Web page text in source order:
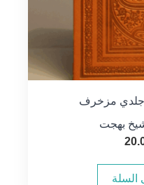
جلدي مزخرف
بهجت
هو:السلة